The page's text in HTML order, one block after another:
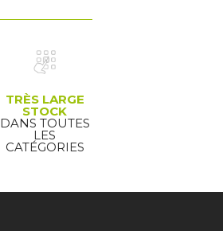
TRÈS LARGE
STOCK
DANS TOUTES
LES
CATÉGORIES